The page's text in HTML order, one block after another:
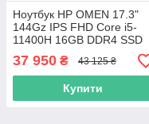
Ноутбук HP OMEN 17.3"
144Gz IPS FHD Core i5-
11400H 16GB DDR4 SSD
512GB Nvidia RTX 3060
6GB
37 950 ₴ 43 125 ₴
Купити